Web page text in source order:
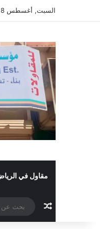
السبت, أغسطس 8 2026
مقاول في الرياض-
مقال عشوائي